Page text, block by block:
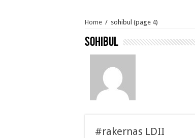
Home / sohibul (page 4)
sohibul
#rakernas LDII